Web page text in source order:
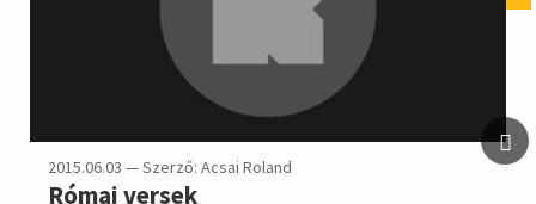
2015.06.03 — Szerző: Acsai Roland
Római versek